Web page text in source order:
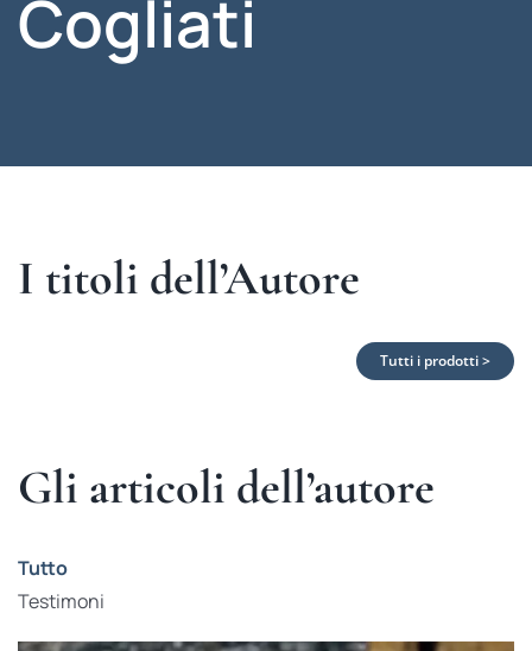
Cogliati
I titoli dell’Autore
Tutti i prodotti >
Gli articoli dell’autore
Tutto
Testimoni